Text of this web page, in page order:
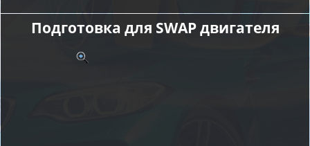
Подготовка для SWAP двигателя